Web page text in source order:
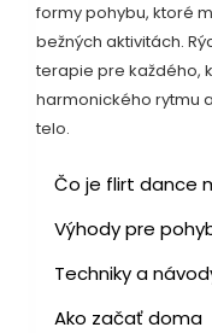
formy pohybu, ktoré
bežných aktivitách.
terapie pre každého,
harmonického rytmu
telo.
Čo je flirt dance
Výhody pre
Techniky a
Ako začať doma